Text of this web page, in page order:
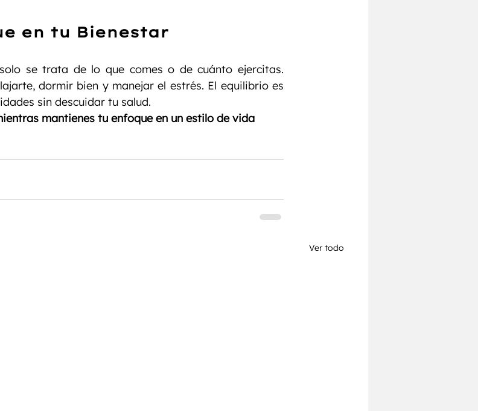
en tu Bienestar
se trata de lo que comes o de cuánto ejercitas.
dormir bien y manejar el estrés. El equilibrio es
sin descuidar tu salud.
mantienes tu enfoque en un estilo de vida
Ver todo